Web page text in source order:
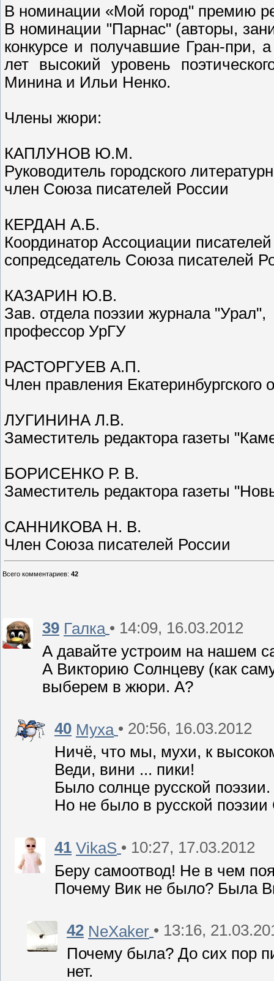
В номинации «Мой город" премию
В номинации "Парнас" (авторы,
конкурсе и получавшие Гран-при,
лет высокий уровень
Минина и Ильи Ненко.
Члены жюри:
КАПЛУНОВ Ю.М.
Руководитель городского
член Союза писателей России
КЕРДАН А.Б.
Координатор Ассоциации
сопредседатель Союза писателей
КАЗАРИН Ю.В.
Зав. отдела поэзии журнала "Урал",
профессор УрГУ
РАСТОРГУЕВ А.П.
Член правления
ЛУГИНИНА Л.В.
Заместитель редактора газеты
БОРИСЕНКО Р. В.
Заместитель редактора газеты
САННИКОВА Н. В.
Член Союза писателей России
Всего комментариев: 42
39 Галка • 14:09, 16.03.2012
А давайте устроим на нашем
А Викторию Солнцеву (как
выберем в жюри. А?
40 Муха • 20:56, 16.03.2012
Ничё, что мы, мухи, к
Веди, вини ... пики!
Было солнце русской поэзии.
Но не было в русской
41 VikaS • 10:27, 17.03.2012
Беру самоотвод! Не в чем
Почему Вик не было? Была
42 NeXaker • 13:16,
Почему была? До сих пор
нет.